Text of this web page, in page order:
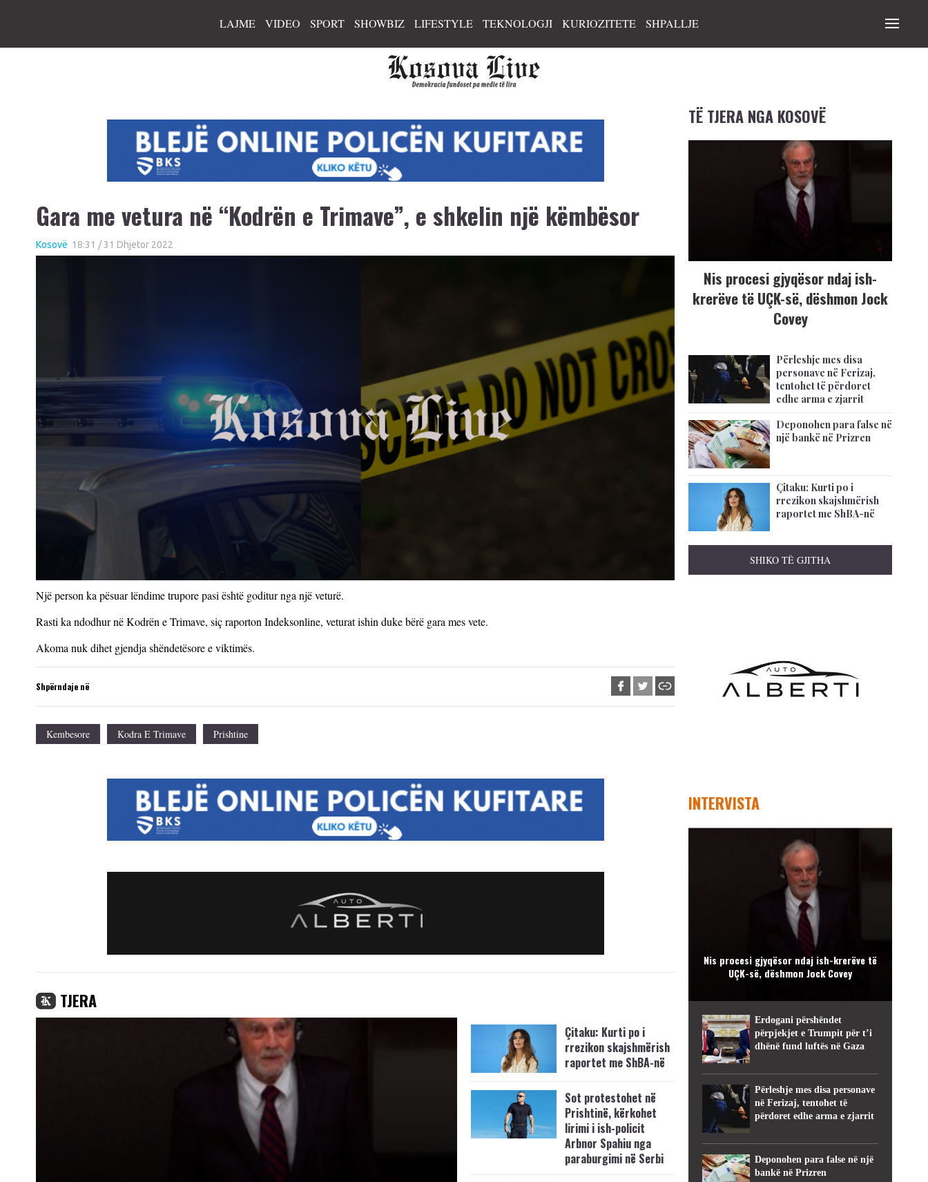
LAJME VIDEO SPORT SHOWBIZ LIFESTYLE TEKNOLOGJI KURIOZITETE SHPALLJE
Gara me vetura në “Kodrën e Trimave”, e shkelin një këmbësor
Kosovë 18:31 / 31 Dhjetor 2022
Një person ka pësuar lëndime trupore pasi është goditur nga një veturë.
Rasti ka ndodhur në Kodrën e Trimave, siç raporton Indeksonline, veturat ishin duke bërë gara mes vete.
Akoma nuk dihet gjendja shëndetësore e viktimës.
Shpërndaje në
Kembesore Kodra E Trimave Prishtine
TJERA
Çitaku: Kurti po i
rrezikon skajshmërish
raportet me ShBA-në
Sot protestohet në
Prishtinë, kërkohet
lirimi i ish-policit
Arbnor Spahiu nga
paraburgimi në Serbi
TË TJERA NGA KOSOVË
Nis procesi gjyqësor ndaj ish-
krerëve të UÇK-së, dëshmon Jock
Covey
Përleshje mes disa
personave në Ferizaj,
tentohet të përdoret
edhe arma e zjarrit
Deponohen para false në
një bankë në Prizren
Çitaku: Kurti po i
rrezikon skajshmërish
raportet me ShBA-në
SHIKO TË GJITHA
INTERVISTA
Nis procesi gjyqësor ndaj ish-krerëve të
UÇK-së, dëshmon Jock Covey
Erdogani përshëndet
përpjekjet e Trumpit për t’i
dhënë fund luftës në Gaza
Përleshje mes disa personave
në Ferizaj, tentohet të
përdoret edhe arma e zjarrit
Deponohen para false në një
bankë në Prizren